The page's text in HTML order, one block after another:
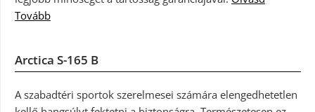
Tovább
Arctica S-165 B
A szabadtéri sportok szerelmesei számára elengedhetetlen